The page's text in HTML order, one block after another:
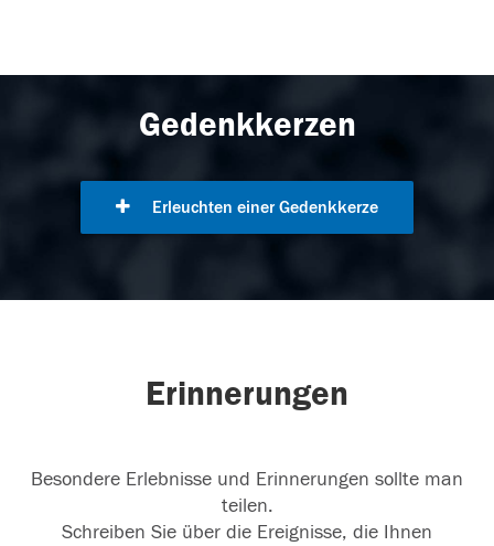
Gedenkkerzen
Erleuchten einer Gedenkkerze
Erinnerungen
Besondere Erlebnisse und Erinnerungen sollte man
teilen.
Schreiben Sie über die Ereignisse, die Ihnen